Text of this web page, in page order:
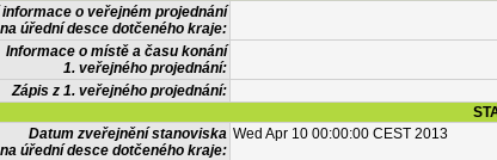
o veřejném projednání
na úřední desce dotčeného kraje:
Informace o místě a času konání
1. veřejného projednání:
Zápis z 1. veřejného projednání:
Datum zveřejnění stanoviska
na úřední desce dotčeného kraje:
Wed Apr 10 00:00:00 CEST 2013